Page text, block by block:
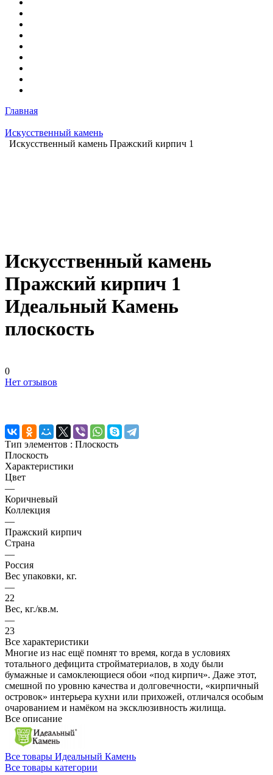
Главная
Искусственный камень
Искусственный камень Пражский кирпич 1
Искусственный камень
Пражский кирпич 1
Идеальный Камень
плоскость
0
Нет отзывов
Тип элементов : Плоскость
Плоскость
Характеристики
Цвет
—
Коричневый
Коллекция
—
Пражский кирпич
Страна
—
Россия
Вес упаковки, кг.
—
22
Вес, кг./кв.м.
—
23
Все характеристики
Многие из нас ещё помнят то время, когда в условиях
тотального дефицита стройматериалов, в ходу были
бумажные и самоклеющиеся обои «под кирпич». Даже этот,
смешной по уровню качества и долговечности, «кирпичный
островок» интерьера кухни или прихожей, отличался особым
очарованием и намёком на эксклюзивность жилища.
Все описание
Все товары Идеальный Камень
Все товары категории